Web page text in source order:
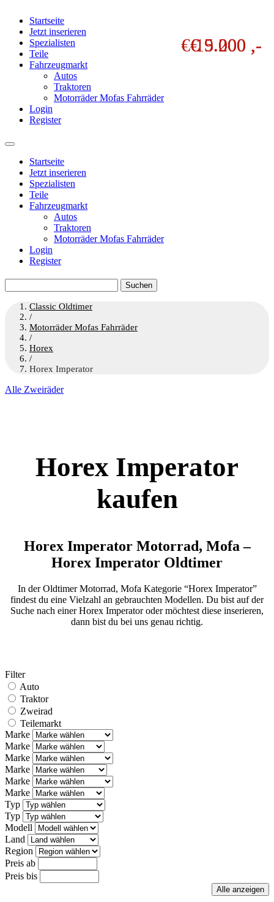
Startseite
Jetzt inserieren
Spezialisten
Teile
Fahrzeugmarkt
Autos
Traktoren
Motorräder Mofas Fahrräder
Login
Register
Startseite
Jetzt inserieren
Spezialisten
Teile
Fahrzeugmarkt
Autos
Traktoren
Motorräder Mofas Fahrräder
Login
Register
nach:
Classic Oldtimer
/
Motorräder Mofas Fahrräder
/
Horex
/
Horex Imperator
Alle Zweiräder
Horex Imperator
kaufen
Horex Imperator Motorrad, Mofa –
Horex Imperator Oldtimer
In der Oldtimer Motorrad, Mofa Kategorie “Horex Imperator”
findest du eine Vielzahl an gebrauchten Modellen. Du bist auf der
Suche nach einer Horex Imperator oder möchtest diese inserieren,
dann bist du bei uns genau richtig.
Filter
Auto
Traktor
Zweirad
Teilemarkt
Marke
Marke
Marke
Marke
Marke
Marke
Typ
Typ
Modell
Land
Region
Preis ab
Preis bis
€ 9.200 ,-
€ 5.000 ,-
€ 15.000 ,-